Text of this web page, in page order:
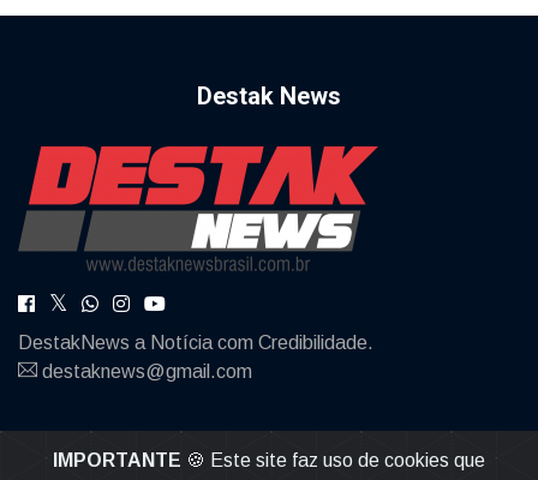
Destak News
DestakNews a Notícia com Credibilidade.
destaknews@gmail.com
IMPORTANTE 🍪 Este site faz uso de cookies que